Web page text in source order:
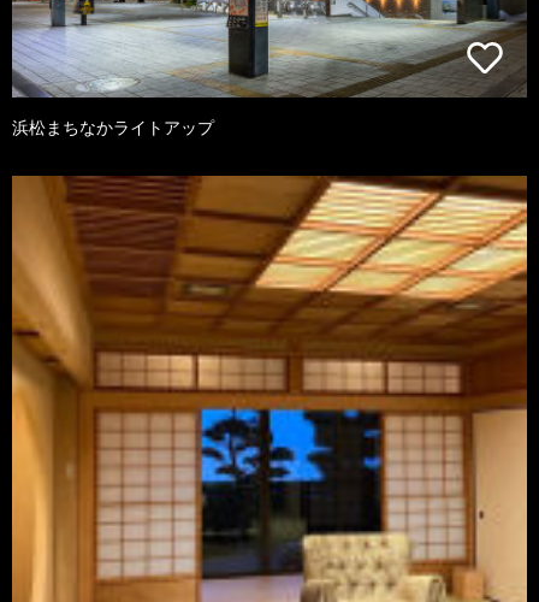
浜松まちなかライトアップ